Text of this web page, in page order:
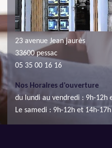
23 avenue Jean jaurès
33600 pessac
05 35 00 16 16
Nos Horaires d'ouverture
du lundi au vendredi : 9h-12h
Le samedi : 9h-12h et 14h-17h